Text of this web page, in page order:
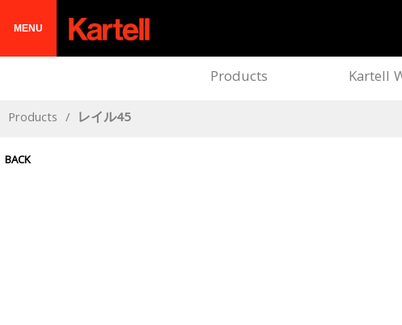
MENU
Products Kartell
Products / レイル45
BACK